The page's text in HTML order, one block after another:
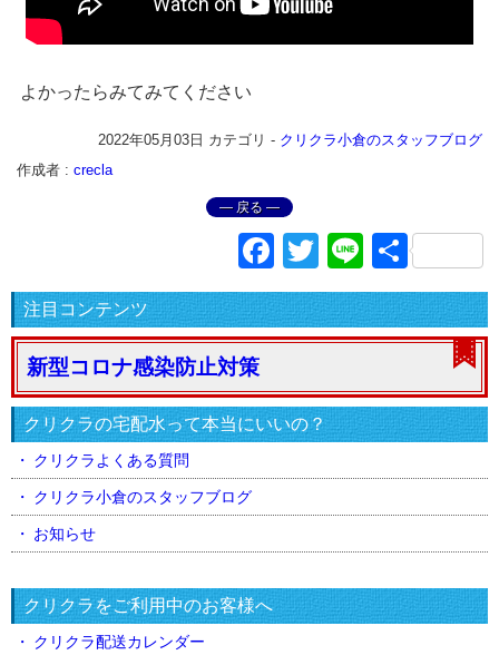
よかったらみてみてください
Facebook
Twitter
Line共
有
2022年05月03日 カテゴリ - クリクラ小倉のスタッフブログ
作成者 : crecla
― 戻る ―
注目コンテンツ
新型コロナ感染防止対策
クリクラの宅配水って本当にいいの？
クリクラよくある質問
クリクラ小倉のスタッフブログ
お知らせ
クリクラをご利用中のお客様へ
クリクラ配送カレンダー